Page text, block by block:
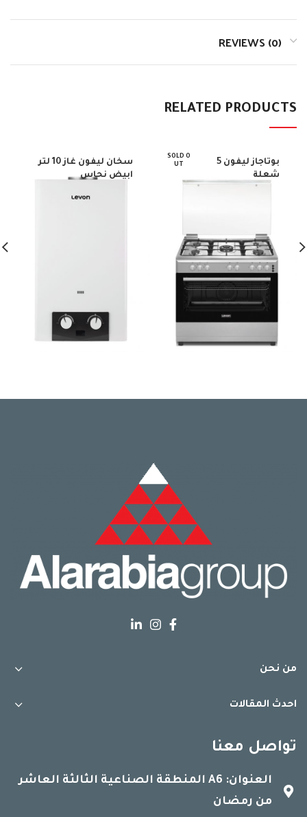
REVIEWS (0)
RELATED PRODUCTS
SOLD O
UT
بوتاجاز ليفون 5
شعلة
سخان ليفون غاز 10 لتر
ابيض نحاس
من نحن
احدث المقالات
تواصل معنا
العنوان: A6 المنطقة الصناعية الثالثة العاشر
من رمضان